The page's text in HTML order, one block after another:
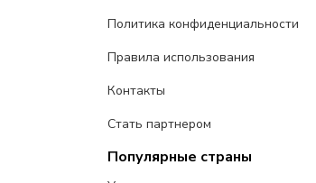
Политика конфиденциальности
Правила использования
Контакты
Стать партнером
Популярные страны